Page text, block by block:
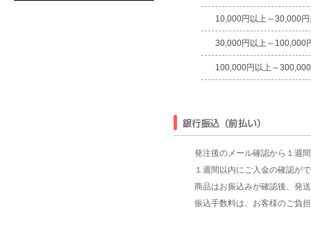
10,000円以上～30,000
30,000円以上～100,000
100,000円以上～
発注後のメール確認から１週
１週間以内にご入金の確認が
商品はお振込みが確認後、発
振込手数料は、お客様のご負